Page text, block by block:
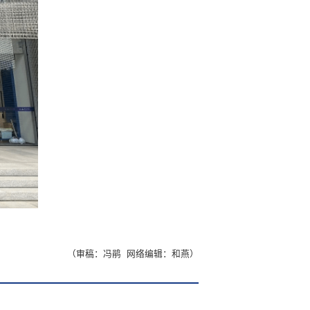
（审稿：冯鹃 网络编辑：和燕）